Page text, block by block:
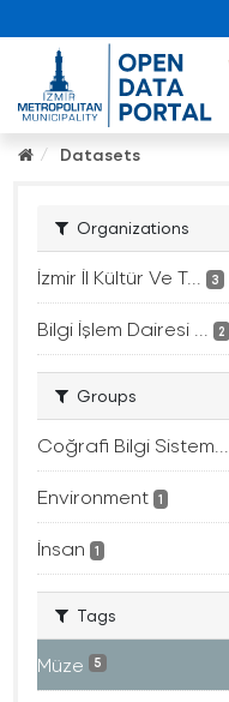
Datasets
Organizations
İzmir İl Kültür Ve T... 3
Bilgi İşlem Dairesi ... 2
Groups
Coğrafi Bilgi Sistem...
Environment 1
İnsan 1
Tags
Müze 5